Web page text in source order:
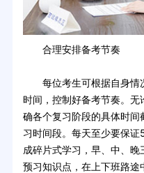
合理安排备考节奏
每位考生可根据自身情
时间，控制好备考节奏。
确各个复习阶段的具体时
习时间段。每天至少要保
成碎片式学习，早、中、
预习知识点，在上下班路